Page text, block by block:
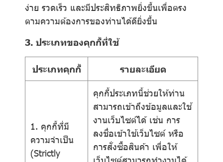
ง่าย รวดเร็ว และมีประสิทธิภาพยิ่งขึ้นเพื่อตรง
ตามความต้องการของท่านได้ดียิ่งขึ้น
3. ประเภทของคุกกี้ที่ใช้
ประเภทคุกกี้ รายละเอียด
1. คุกกี้ที่มี
ความจำเป็น
(Strictly
คุกกี้ประเภทนี้ช่วยให้ท่าน
สามารถเข้าถึงข้อมูลและใช้
งานเว็บไซต์ได้ เช่น การ
ลงชื่อเข้าใช้เว็บไซต์ หรือ
การสั่งซื้อสินค้า เพื่อให้